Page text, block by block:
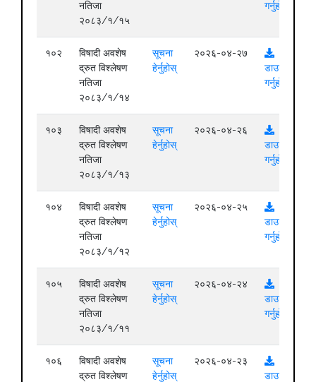
नतिजा
२०८३/१/१५
गर्नुहोस्
१०२
विषादी अवशेष
द्रुत विश्लेषण
नतिजा
२०८३/१/१४
सूचना
हेर्नुहोस्
२०२६-०४-२७
डाउनलोड
गर्नुहोस्
१०३
विषादी अवशेष
द्रुत विश्लेषण
नतिजा
२०८३/१/१३
सूचना
हेर्नुहोस्
२०२६-०४-२६
डाउनलोड
गर्नुहोस्
१०४
विषादी अवशेष
द्रुत विश्लेषण
नतिजा
२०८३/१/१२
सूचना
हेर्नुहोस्
२०२६-०४-२५
डाउनलोड
गर्नुहोस्
१०५
विषादी अवशेष
द्रुत विश्लेषण
नतिजा
२०८३/१/११
सूचना
हेर्नुहोस्
२०२६-०४-२४
डाउनलोड
गर्नुहोस्
१०६
विषादी अवशेष
द्रुत विश्लेषण
सूचना
हेर्नुहोस्
२०२६-०४-२३
डाउनलोड